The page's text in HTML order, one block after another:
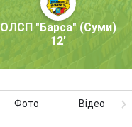
ОЛСП "Барса" (Суми)
12'
Фото Відео